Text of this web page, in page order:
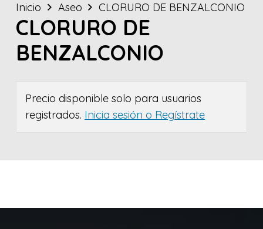
Inicio Aseo CLORURO DE BENZALCONIO
CLORURO DE
BENZALCONIO
Precio disponible solo para usuarios
registrados. Inicia sesión o Regístrate